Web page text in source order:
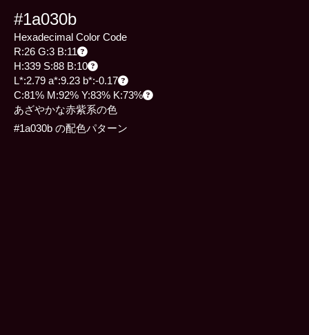
#1a030b
Hexadecimal Color Code
R:26 G:3 B:11
H:339 S:88 B:10
L*:2.79 a*:9.23 b*:-0.17
C:81% M:92% Y:83% K:73%
あざやかな赤紫系の色
#1a030b の配色パターン